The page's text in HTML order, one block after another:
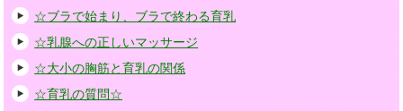
☆ブラで始まり、ブラで終わる育乳
☆乳腺への正しいマッサージ
☆大小の胸筋と育乳の関係
☆育乳の質問☆